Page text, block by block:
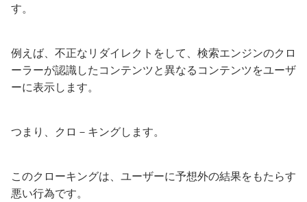
す。
例えば、不正なリダイレクトをして、検索エンジンのクロ
ーラーが認識したコンテンツと異なるコンテンツをユーザ
ーに表示します。
つまり、クロ－キングします。
このクローキングは、ユーザーに予想外の結果をもたらす
悪い行為です。